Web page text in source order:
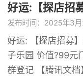
好运:【探店招
发布时间：2025年3
好运: 【探店招募
子乐园 价值?99元
群登记 【腾讯文